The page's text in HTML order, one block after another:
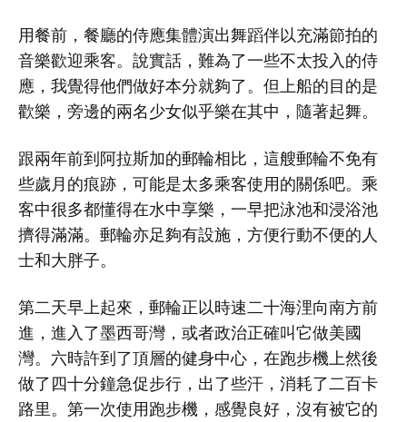
用餐前，餐廳的侍應集體演出舞蹈伴以充滿節拍的
音樂歡迎乘客。說實話，難為了一些不太投入的侍
應，我覺得他們做好本分就夠了。但上船的目的是
歡樂，旁邊的兩名少女似乎樂在其中，隨著起舞。
跟兩年前到阿拉斯加的郵輪相比，這艘郵輪不免有
些歲月的痕跡，可能是太多乘客使用的關係吧。乘
客中很多都懂得在水中享樂，一早把泳池和浸浴池
擠得滿滿。郵輪亦足夠有設施，方便行動不便的人
士和大胖子。
第二天早上起來，郵輪正以時速二十海浬向南方前
進，進入了墨西哥灣，或者政治正確叫它做美國
灣。六時許到了頂層的健身中心，在跑步機上然後
做了四十分鐘急促步行，出了些汗，消耗了二百卡
路里。第一次使用跑步機，感覺良好，沒有被它的